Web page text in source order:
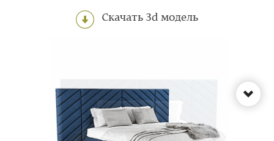
Скачать 3d модель